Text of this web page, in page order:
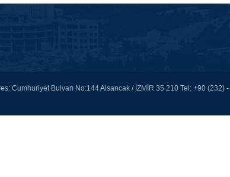
Bulvarı No:144 Alsancak / İZMİR 35 210 Tel: +90 (232)